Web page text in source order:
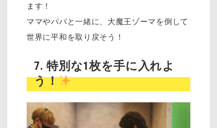
ます！
ママやパパと一緒に、大魔王ゾーマを倒して
世界に平和を取り戻そう！
7. 特別な1枚を手に入れよ
う！